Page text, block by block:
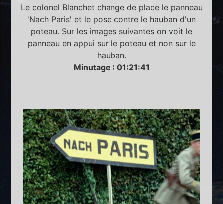
Le colonel Blanchet change de place le panneau
'Nach Paris' et le pose contre le hauban d'un
poteau. Sur les images suivantes on voit le
panneau en appui sur le poteau et non sur le
hauban.
Minutage : 01:21:41